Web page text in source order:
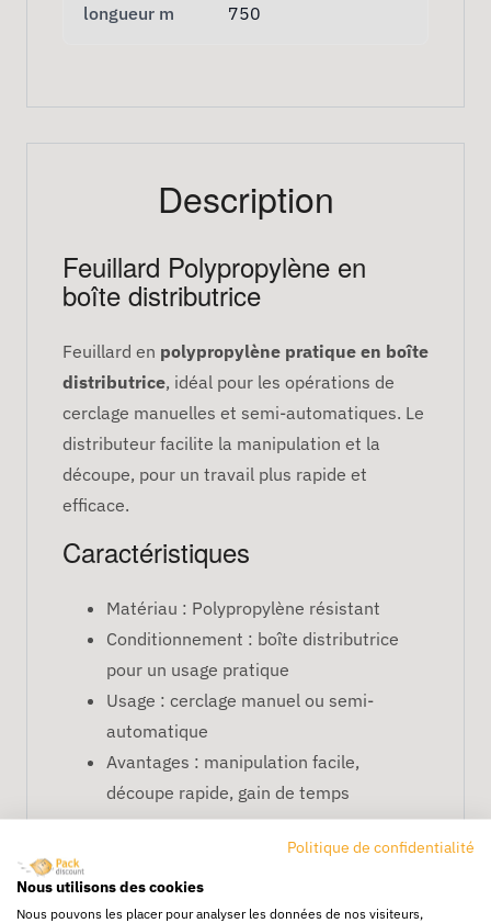
longueur m 750
Description
Feuillard Polypropylène en
boîte distributrice
Feuillard en polypropylène pratique en boîte
distributrice, idéal pour les opérations de
cerclage manuelles et semi-automatiques. Le
distributeur facilite la manipulation et la
découpe, pour un travail plus rapide et
efficace.
Caractéristiques
Matériau : Polypropylène résistant
Conditionnement : boîte distributrice
pour un usage pratique
Usage : cerclage manuel ou semi-
automatique
Avantages : manipulation facile,
découpe rapide, gain de temps
Le feuillard en boîte est-il
Politique de confidentialité
Nous utilisons des cookies
Nous pouvons les placer pour analyser les données de nos visiteurs,